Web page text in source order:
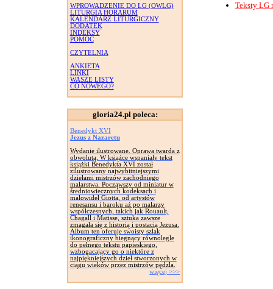
WPROWADZENIE DO LG (OWLG)
LITURGIA HORARUM
KALENDARZ LITURGICZNY
DODATEK
INDEKSY
POMOC
CZYTELNIA
ANKIETA
LINKI
WASZE LISTY
CO NOWEGO?
gloria24.pl poleca:
Benedykt XVI
Jezus z Nazaretu
Wydanie ilustrowane. Oprawa twarda z
obwolutą. W książce wspaniały tekst
książki Benedykta XVI został
zilustrowany najwybitniejszymi
dziełami mistrzów zachodniego
malarstwa. Począwszy od miniatur w
średniowiecznych kodeksach i
malowideł Giotta, od artystów
renesansu i baroku aż po malarzy
współczesnych, takich jak Rouault,
Chagall i Matisse, sztuka zawsze
zmagała się z historią i postacią Jezusa.
Album ten oferuje swoisty szlak
ikonograficzny biegnący równolegle
do pełnego tekstu papieskiego,
wzbogacający go o niektóre z
najpiękniejszych dzieł stworzonych w
ciągu wieków przez mistrzów pędzla.
więcej >>>
Teksty LG